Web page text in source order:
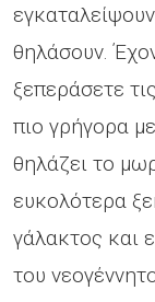
θηλάσουν.
ξεπεράσετε
πιο γρήγορα
θηλάζει το
ευκολότερα
γάλακτος και
του